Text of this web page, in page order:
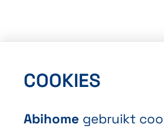
COOKIES
Abihome gebruikt